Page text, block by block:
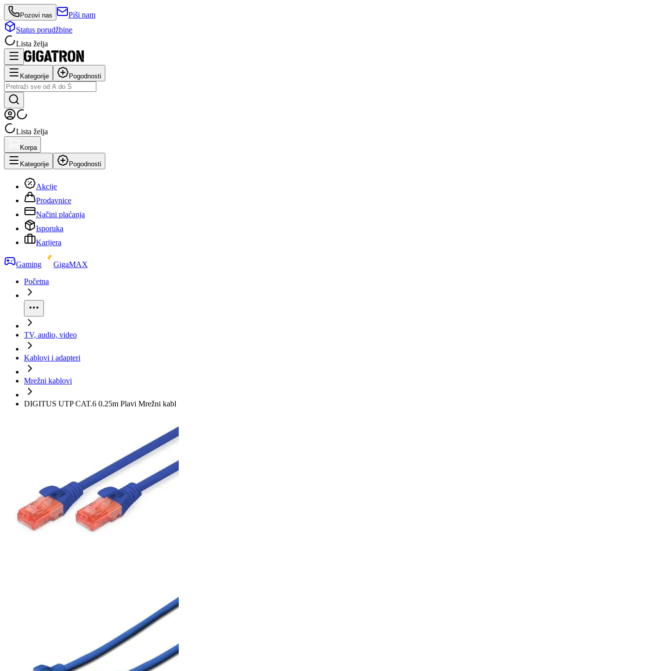
Pozovi nas
Piši nam
Status porudžbine
Lista želja
Kategorije Pogodnosti
Lista želja
Korpa
Kategorije Pogodnosti
Akcije
Prodavnice
Načini plaćanja
Isporuka
Karijera
Gaming
GigaMAX
Početna
TV, audio, video
Kablovi i adapteri
Mrežni kablovi
DIGITUS UTP CAT.6 0.25m Plavi Mrežni kabl